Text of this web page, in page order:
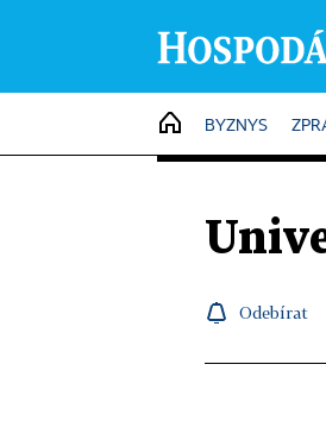
HOME
BYZNYS
Odebírat